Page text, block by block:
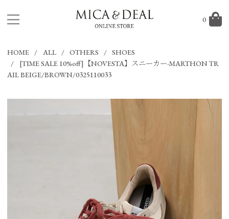
0
HOME ALL OTHERS
SHOES
[TIME SALE 10%off]【NOVESTA】スニーカー-MARTHON TR
AIL BEIGE/BROWN/0325110033